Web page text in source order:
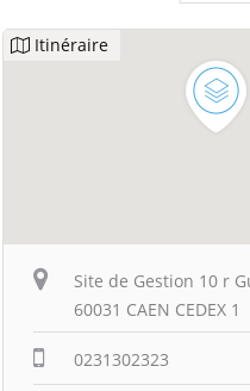
Itinéraire
Site de Gestion 10 r
60031 CAEN CEDEX 1
0231302323